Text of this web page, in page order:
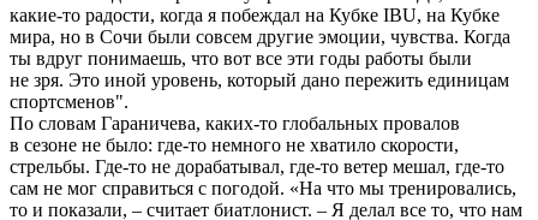
какие-то радости, когда я побеждал на Кубке IBU, на Кубке
мира, но в Сочи были совсем другие эмоции, чувства. Когда
ты вдруг понимаешь, что вот все эти годы работы были
не зря. Это иной уровень, который дано пережить единицам
спортсменов".
По словам Гараничева, каких-то глобальных провалов
в сезоне не было: где-то немного не хватило скорости,
стрельбы. Где-то не дорабатывал, где-то ветер мешал, где-то
сам не мог справиться с погодой. «На что мы тренировались,
то и показали, – считает биатлонист. – Я делал все то, что нам